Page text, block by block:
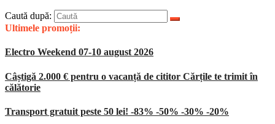
Caută după:
Ultimele promoții:
Electro Weekend 07-10 august 2026
Câștigă 2.000 € pentru o vacanță de cititor Cărțile te trimit în
călătorie
Transport gratuit peste 50 lei! -83% -50% -30% -20%